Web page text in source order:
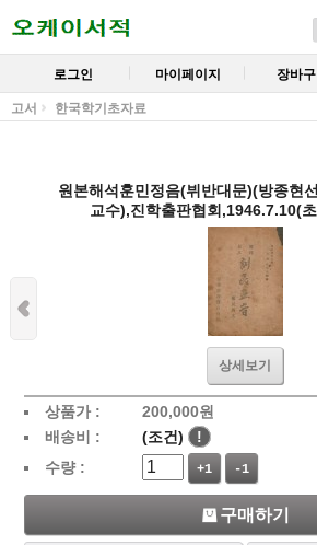
로그인 마이페이지 장바
고서 한국학기초자료
원본해석훈민정음(뷔반대문)(방종현
교수),진학출판협회,1946.7.10(
상세보기
상품가 : 200,000원
배송비 :
(조건)
!
수량 :
+1 -1
구매하기